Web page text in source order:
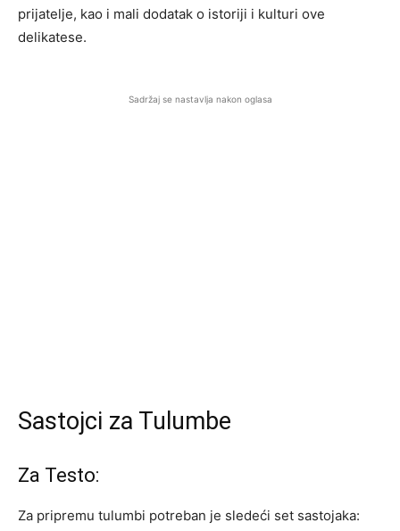
prijatelje, kao i mali dodatak o istoriji i kulturi ove
delikatese.
Sadržaj se nastavlja nakon oglasa
Sastojci za Tulumbe
Za Testo:
Za pripremu tulumbi potreban je sledeći set sastojaka: